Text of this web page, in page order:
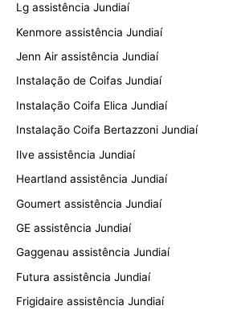
Lg assistência Jundiaí
Kenmore assistência Jundiaí
Jenn Air assistência Jundiaí
Instalação de Coifas Jundiaí
Instalação Coifa Elica Jundiaí
Instalação Coifa Bertazzoni Jundiaí
Ilve assistência Jundiaí
Heartland assistência Jundiaí
Goumert assistência Jundiaí
GE assistência Jundiaí
Gaggenau assistência Jundiaí
Futura assistência Jundiaí
Frigidaire assistência Jundiaí